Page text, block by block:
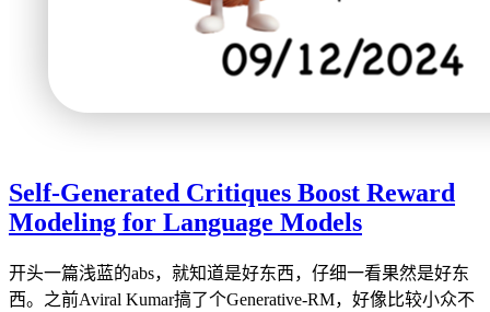
Self-Generated Critiques Boost Reward
Modeling for Language Models
开头一篇浅蓝的abs，就知道是好东西，仔细一看果然是好东
西。之前Aviral Kumar搞了个Generative-RM，好像比较小众不